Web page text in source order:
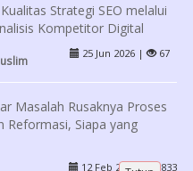
Strategi SEO melalui
Kompetitor Digital
25 Jun 2026 | 67
Masalah Rusaknya Proses
Reformasi, Siapa yang
12 Feb 2024 | 833